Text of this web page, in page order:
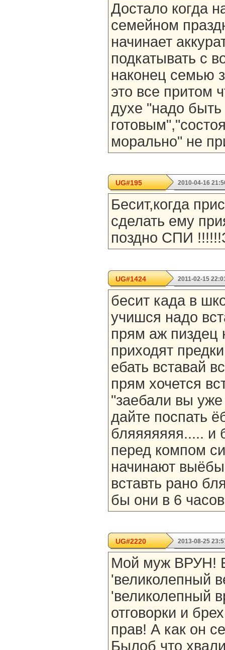
Достало когда
семейном
начинает
подкатывать с
наконец семью
это все притом
духе "надо быть
морально" не
UG#195 2010-04-16
Бесит,когда
сделать ему
поздно СПИ
UG#1424 2011-02-15
бесит када в
учишся надо
прям аж пиздец
приходят
ебать вставай
прям хочется
"заебали вы уже
дайте поспать
бляяяяяяя..... и
перед компом
начинают
вставть рано
бы они в 6
UG#2220 2013-08-25
Мой муж ВРУН!
'великолепный
'великолепный
отговорки и
прав! А как он
Былоб что